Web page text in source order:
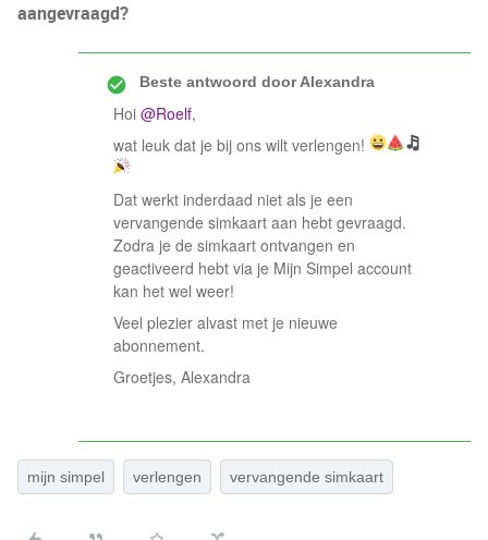
aangevraagd?
Beste antwoord doorAlexandra
Hoi @Roelf,
wat leuk dat je bij ons wilt verlengen!
Dat werkt inderdaad niet als je een
vervangende simkaart aan hebt gevraagd.
Zodra je de simkaart ontvangen en
geactiveerd hebt via je Mijn Simpel account
kan het wel weer!
Veel plezier alvast met je nieuwe
abonnement.
Groetjes, Alexandra
mijn simpel verlengen vervangende simkaart